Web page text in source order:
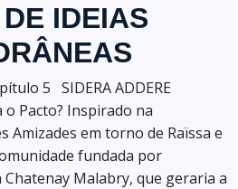
IDEIAS
5 SIDERA ADDERE
Pacto? Inspirado na
Amizades em torno de Raïssa e
fundada por
Malabry, que geraria a